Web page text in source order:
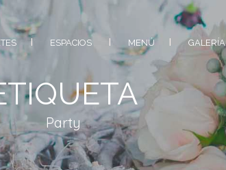
ESPACIOS MENÚ GALERÍA
Party